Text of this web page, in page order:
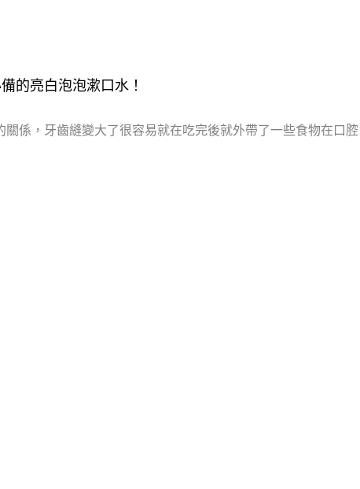
的亮白泡泡漱口水！
係，牙齒縫變大了很容易就在吃完後就外帶了一些食物在口腔